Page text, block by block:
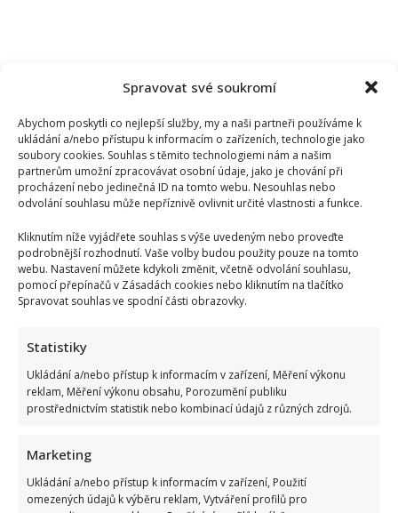
Spravovat své soukromí
Abychom poskytli co nejlepší služby, my a naši partneři používáme k
ukládání a/nebo přístupu k informacím o zařízeních, technologie jako
soubory cookies. Souhlas s těmito technologiemi nám a našim
partnerům umožní zpracovávat osobní údaje, jako je chování při
procházení nebo jedinečná ID na tomto webu. Nesouhlas nebo
odvolání souhlasu může nepříznivě ovlivnit určité vlastnosti a funkce.
Kliknutím níže vyjádřete souhlas s výše uvedeným nebo proveďte
podrobnější rozhodnutí. Vaše volby budou použity pouze na tomto
webu. Nastavení můžete kdykoli změnit, včetně odvolání souhlasu,
pomocí přepínačů v Zásadách cookies nebo kliknutím na tlačítko
Spravovat souhlas ve spodní části obrazovky.
Statistiky
Ukládání a/nebo přístup k informacím v zařízení, Měření výkonu
reklam, Měření výkonu obsahu, Porozumění publiku
prostřednictvím statistik nebo kombinací údajů z různých zdrojů.
Marketing
Ukládání a/nebo přístup k informacím v zařízení, Použití
omezených údajů k výběru reklam, Vytváření profilů pro